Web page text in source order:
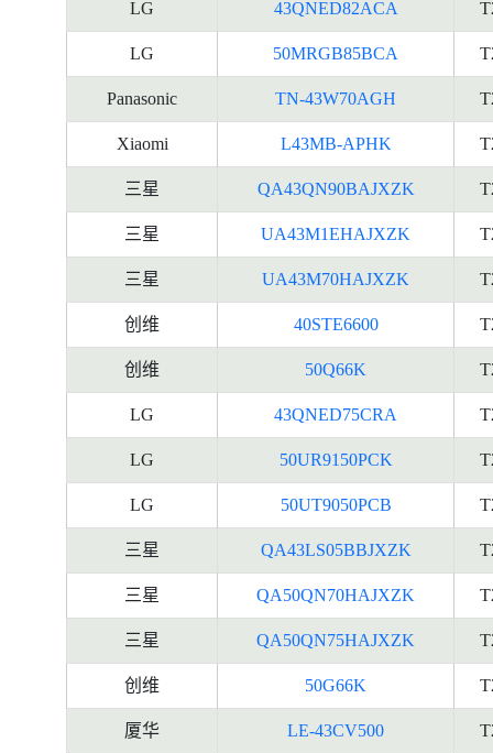
LG 43QNED82ACA
LG 50MRGB85BCA
Panasonic TN-43W70AGH
Xiaomi L43MB-APHK
三星 QA43QN90BAJXZK
三星 UA43M1EHAJXZK
三星 UA43M70HAJXZK
创维 40STE6600
创维 50Q66K
LG 43QNED75CRA
LG 50UR9150PCK
LG 50UT9050PCB
三星 QA43LS05BBJXZK
三星 QA50QN70HAJXZK
三星 QA50QN75HAJXZK
创维 50G66K
厦华 LE-43CV500